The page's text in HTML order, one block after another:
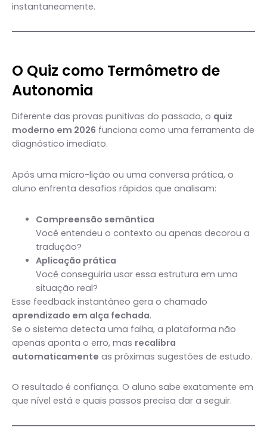
instantaneamente.
O Quiz como Termômetro de
Autonomia
Diferente das provas punitivas do passado, o quiz
moderno em 2026 funciona como uma ferramenta de
diagnóstico imediato.
Após uma micro-lição ou uma conversa prática, o
aluno enfrenta desafios rápidos que analisam:
Compreensão semântica
Você entendeu o contexto ou apenas decorou a
tradução?
Aplicação prática
Você conseguiria usar essa estrutura em uma
situação real?
Esse feedback instantâneo gera o chamado
aprendizado em alça fechada.
Se o sistema detecta uma falha, a plataforma não
apenas aponta o erro, mas recalibra
automaticamente as próximas sugestões de estudo.
O resultado é confiança. O aluno sabe exatamente em
que nível está e quais passos precisa dar a seguir.